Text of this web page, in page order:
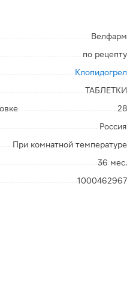
Велфарм
по рецепту
Клопидогрел
ТАБЛЕТКИ
28
Россия
При комнатной температуре
36 мес.
1000462967